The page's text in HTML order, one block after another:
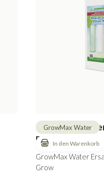
GrowMax Water
GrowMax
Paket Pro Grow
GrowMax Water
Grow